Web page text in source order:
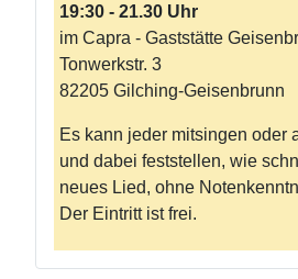
19:30 - 21.30 Uhr
im Capra - Gaststätte
Tonwerkstr. 3
82205 Gilching-Geisenbrunn
Es kann jeder mitsingen oder
und dabei feststellen, wie
neues Lied, ohne
Der Eintritt ist frei.